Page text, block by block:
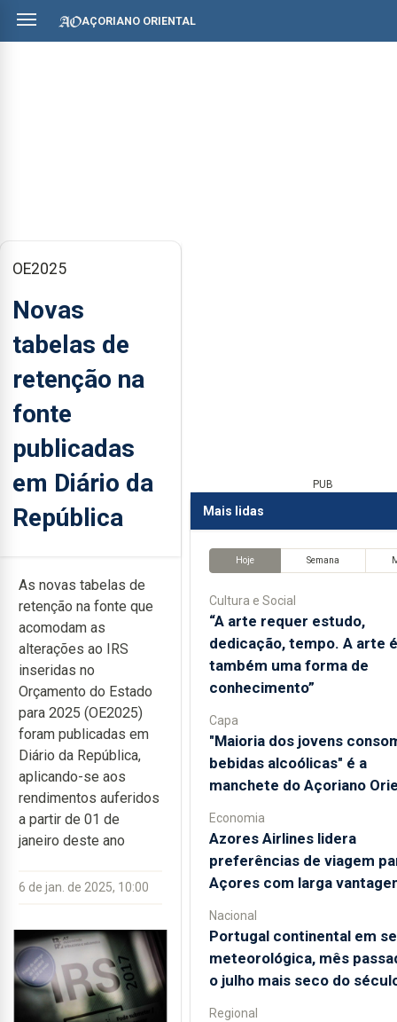
AÇORIANO ORIENTAL
OE2025
Novas
tabelas de
retenção na
fonte
publicadas
em Diário da
República
As novas tabelas de
retenção na fonte que
acomodam as
alterações ao IRS
inseridas no
Orçamento do Estado
para 2025 (OE2025)
foram publicadas em
Diário da República,
aplicando-se aos
rendimentos auferidos
a partir de 01 de
janeiro deste ano
6 de jan. de 2025, 10:00
PUB
Mais lidas
Hoje Semana
Cultura e Social
“A arte requer estudo,
dedicação, tempo. A arte é
também uma forma de
conhecimento”
Capa
"Maioria dos jovens
bebidas alcoólicas" é a
manchete do Açoriano
Economia
Azores Airlines lidera
preferências de viagem
Açores com larga
Nacional
Portugal continental em
meteorológica, mês
o julho mais seco do
Regional